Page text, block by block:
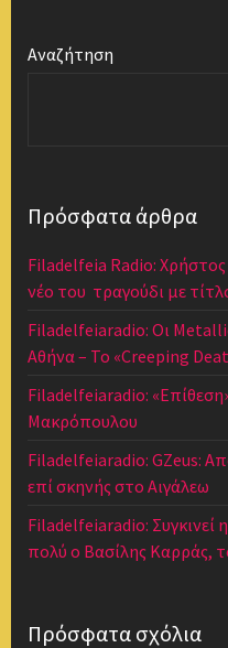
Αναζήτηση
Πρόσφατα άρθρα
Filadelfeia Radio:
νέο του τραγούδι με
Filadelfeiaradio: Οι
Αθήνα – Το «Creeping
Filadelfeiaradio:
Μακρόπουλου
Filadelfeiaradio: GZeus:
επί σκηνής στο Αιγάλεω
Filadelfeiaradio: Συγκινεί
πολύ ο Βασίλης Καρράς,
Πρόσφατα σχόλια